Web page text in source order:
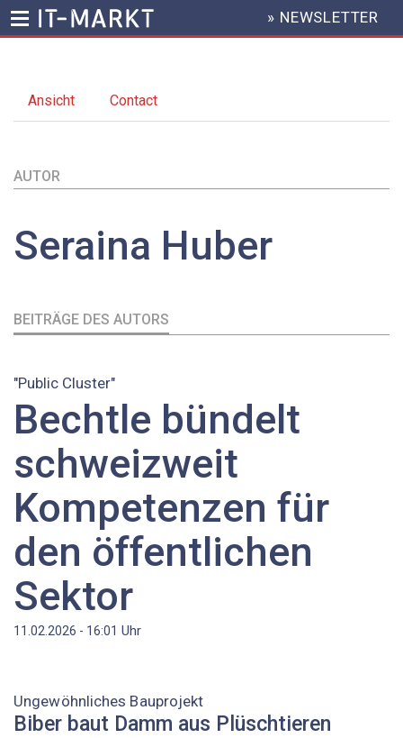
Inhalt
HEADER
MENU
» NEWSLETTER
Primary
Ansicht (aktiver
Reiter)
Contact
AUTOR
Seraina Huber
BEITRÄGE DES AUTORS
"Public Cluster"
Bechtle bündelt
schweizweit
Kompetenzen für
den öffentlichen
Sektor
11.02.2026 - 16:01 Uhr
Ungewöhnliches Bauprojekt
Biber baut Damm aus Plüschtieren